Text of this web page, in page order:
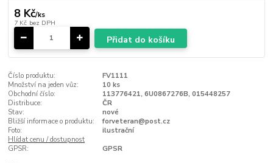
8 Kč/ks
7 Kč bez DPH
Přidat do košíku
Číslo produktu:
FV1111
Množství na jeden vůz:
10 ks
Obchodní číslo:
113776421, 6U0867276B, 015448257
Distribuce:
ČR
Stav:
nové
Bližší informace o produktu:
forveteran@post.cz
Foto:
ilustrační
Hlídat cenu / dostupnost
GPSR:
GPSR